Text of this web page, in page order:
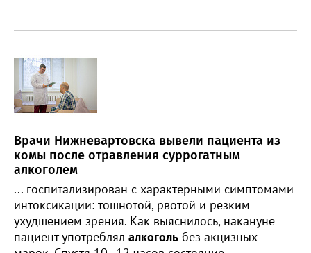
Врачи Нижневартовска вывели пациента из
комы после отравления суррогатным
алкоголем
... госпитализирован с характерными симптомами
интоксикации: тошнотой, рвотой и резким
ухудшением зрения. Как выяснилось, накануне
пациент употреблял алкоголь без акцизных